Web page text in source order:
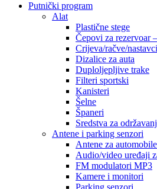
Putnički program
Alat
Plastične stege
Čepovi za rezervoar
Crijeva/račve/
Dizalice za auta
Duploljepljive trake
Filteri sportski
Kanisteri
Šelne
Španeri
Sredstva za
Antene i parking senzori
Antene za
Audio/video uređaji
FM modulatori MP3
Kamere i monitori